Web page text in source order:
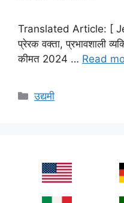
Translated Article: [
प्रेरक वक्ता, प्रभावशाली
कीमत 2024 … Read
Categories
उद्यमी